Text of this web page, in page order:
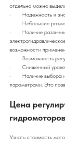
отдельно можно
· Надежность и
· Небольшие
· Наличие различных
возможности
· Возможность
· Сниженный
· Наличие выбора из
параметрами. Это
Цена
Узнать стоимость